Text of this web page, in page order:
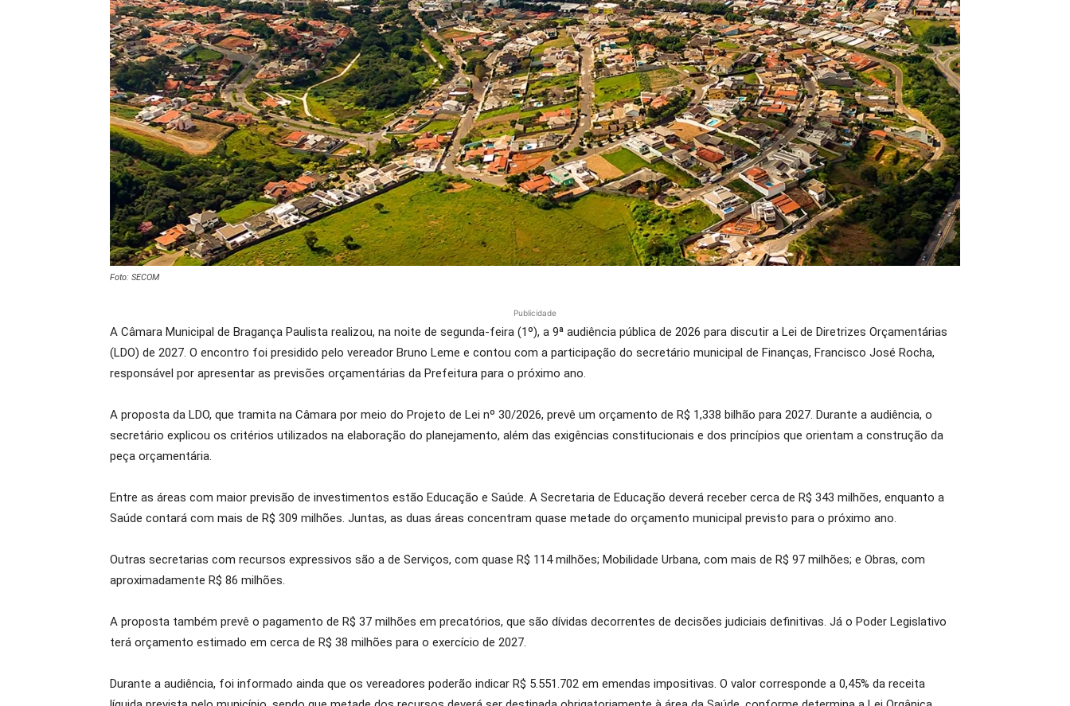
Foto: SECOM
Publicidade
A Câmara Municipal de Bragança Paulista realizou, na noite de segunda-feira (1º), a 9ª audiência pública de 2026 para discutir a Lei de Diretrizes Orçamentárias
(LDO) de 2027. O encontro foi presidido pelo vereador Bruno Leme e contou com a participação do secretário municipal de Finanças, Francisco José Rocha,
responsável por apresentar as previsões orçamentárias da Prefeitura para o próximo ano.
A proposta da LDO, que tramita na Câmara por meio do Projeto de Lei nº 30/2026, prevê um orçamento de R$ 1,338 bilhão para 2027. Durante a audiência, o
secretário explicou os critérios utilizados na elaboração do planejamento, além das exigências constitucionais e dos princípios que orientam a construção da
peça orçamentária.
Entre as áreas com maior previsão de investimentos estão Educação e Saúde. A Secretaria de Educação deverá receber cerca de R$ 343 milhões, enquanto a
Saúde contará com mais de R$ 309 milhões. Juntas, as duas áreas concentram quase metade do orçamento municipal previsto para o próximo ano.
Outras secretarias com recursos expressivos são a de Serviços, com quase R$ 114 milhões; Mobilidade Urbana, com mais de R$ 97 milhões; e Obras, com
aproximadamente R$ 86 milhões.
A proposta também prevê o pagamento de R$ 37 milhões em precatórios, que são dívidas decorrentes de decisões judiciais definitivas. Já o Poder Legislativo
terá orçamento estimado em cerca de R$ 38 milhões para o exercício de 2027.
Durante a audiência, foi informado ainda que os vereadores poderão indicar R$ 5.551.702 em emendas impositivas. O valor corresponde a 0,45% da receita